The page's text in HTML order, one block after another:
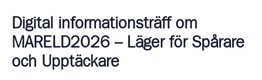
Digital informationsträff om
MARELD2026 – Läger för Spårare
och Upptäckare